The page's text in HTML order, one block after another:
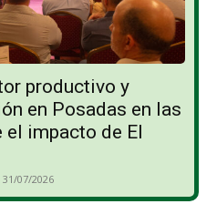
productivo y
en Posadas en las
impacto de El
31/07/2026